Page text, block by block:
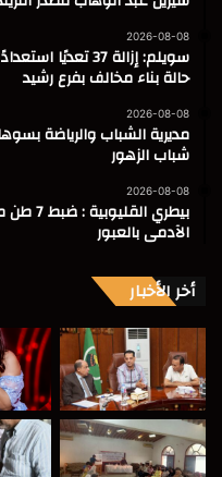
2026-08-08
حالة بناء مخالف بفرع رشيد
2026-08-08
مديرية الشباب والرياضة
شباب الزهور
2026-08-08
بيطري
الآدمى بالعبور
أخر الأخبار